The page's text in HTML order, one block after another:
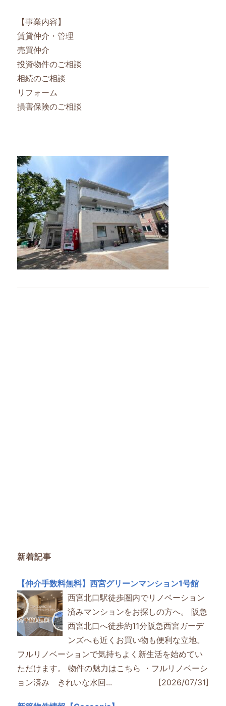
【事業内容】
賃貸仲介・管理
売買仲介
投資物件のご相談
相続のご相談
リフォーム
損害保険のご相談
新着記事
【仲介手数料無料】西宮グリーンマンション1号館
西宮北口駅徒歩圏内でリノベーション
済みマンションをお探しの方へ。 阪急
西宮北口へ徒歩約11分阪急西宮ガーデ
ンズへも近くお買い物も便利な立地。
フルリノベーションで気持ちよく新生活を始めてい
ただけます。 物件の魅力はこちら ・フルリノベーシ
ョン済み きれいな水回...
[2026/07/31]